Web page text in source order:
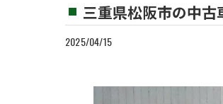
三重県松阪市の中
2025/04/15